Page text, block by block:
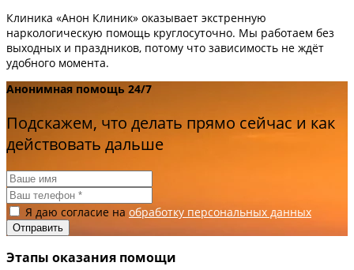
Клиника «Анон Клиник» оказывает экстренную
наркологическую помощь круглосуточно. Мы работаем без
выходных и праздников, потому что зависимость не ждёт
удобного момента.
Анонимная помощь 24/7
Подскажем, что делать прямо сейчас и как
действовать дальше
Я даю согласие на обработку персональных данных
Этапы оказания помощи